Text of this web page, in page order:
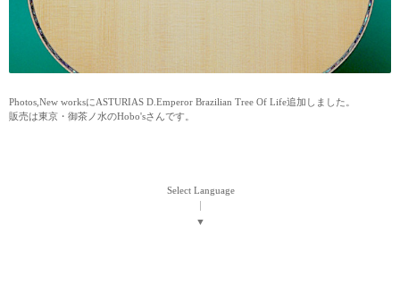
Photos, New worksにASTURIAS D.Emperor Brazilian Tree Of Life追加しました。
販売は東京・御茶ノ水のHobo'sさんです。
Select Language
▼